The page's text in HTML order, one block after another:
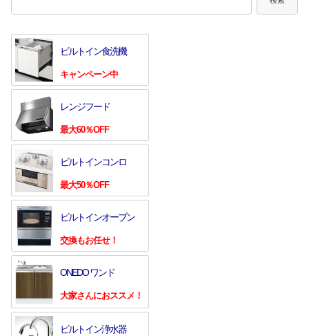
ビルトイン食洗機
キャンペーン中
レンジフード
最大60％OFF
ビルトインコンロ
最大50％OFF
ビルトインオーブン
交換もお任せ！
ONEDO ワンド
大家さんにおススメ！
ビルトイン浄水器